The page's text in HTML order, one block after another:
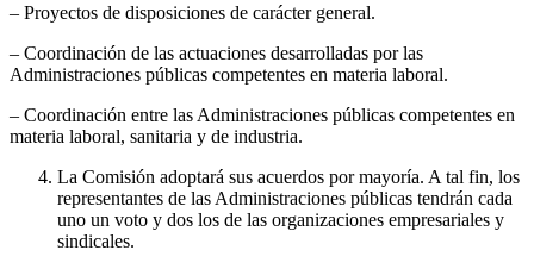
– Proyectos de disposiciones de carácter general.
– Coordinación de las actuaciones desarrolladas por las
Administraciones públicas competentes en materia laboral.
– Coordinación entre las Administraciones públicas competentes en
materia laboral, sanitaria y de industria.
La Comisión adoptará sus acuerdos por mayoría. A tal fin, los
representantes de las Administraciones públicas tendrán cada
uno un voto y dos los de las organizaciones empresariales y
sindicales.